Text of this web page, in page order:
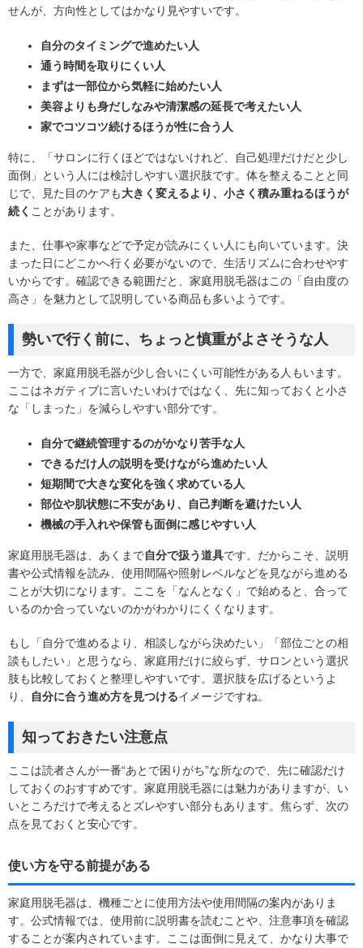
せんが、方向性としてはかなり見やすいです。
自分のタイミングで進めたい人
通う時間を取りにくい人
まずは一部位から気軽に始めたい人
美容よりも身だしなみや清潔感の延長で考えたい人
家でコツコツ続けるほうが性に合う人
特に、「サロンに行くほどではないけれど、自己処理だけだと少し
面倒」という人には検討しやすい選択肢です。体を整えることと同
じで、見た目のケアも大きく変えるより、小さく積み重ねるほうが
続く ことがあります。
また、仕事や家事などで予定が読みにくい人にも向いています。決
まった日にどこかへ行く必要がないので、生活リズムに合わせやす
いからです。確認できる範囲だと、家庭用脱毛器はこの「自由度の
高さ」を魅力として説明している商品も多いようです。
勢いで行く前に、ちょっと慎重がよさそうな人
一方で、家庭用脱毛器が少し合いにくい可能性がある人もいます。
ここはネガティブに言いたいわけではなく、先に知っておくと小さ
な「しまった」を減らしやすい部分です。
自分で継続管理するのがかなり苦手な人
できるだけ人の説明を受けながら進めたい人
短期間で大きな変化を強く求めている人
部位や肌状態に不安があり、自己判断を避けたい人
機械の手入れや保管も面倒に感じやすい人
家庭用脱毛器は、あくまで自分で扱う道具です。だからこそ、説明
書や公式情報を読み、使用間隔や照射レベルなどを見ながら進める
ことが大切になります。ここを「なんとなく」で始めると、合って
いるのか合っていないのかがわかりにくくなります。
もし「自分で進めるより、相談しながら決めたい」「部位ごとの相
談もしたい」と思うなら、家庭用だけに絞らず、サロンという選択
肢も比較しておくと整理しやすいです。選択肢を広げるというよ
り、
自分に合う進め方を見つけるイメージですね。
知っておきたい注意点
ここは読者さんが一番“あとで困りがち”な所なので、先に確認だけ
しておくのおすすめです。家庭用脱毛器には魅力がありますが、い
いところだけで考えるとズレやすい部分もあります。焦らず、次の
点を見ておくと安心です。
使い方を守る前提がある
家庭用脱毛器は、機種ごとに使用方法や使用間隔の案内がありま
す。公式情報では、使用前に説明書を読むことや、注意事項を確認
することが案内されています。ここは面倒に見えて、かなり大事で